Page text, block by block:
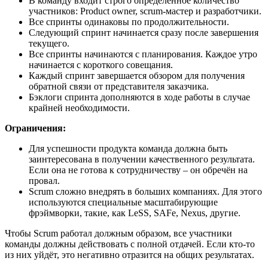
участников: Product owner, scrum-мастер и разработчики.
Все спринты одинаковы по продолжительности.
Следующий спринт начинается сразу после завершения
текущего.
Все спринты начинаются с планирования. Каждое утро
начинается с короткого совещания.
Каждый спринт завершается обзором для получения
обратной связи от представителя заказчика.
Бэклоги спринта дополняются в ходе работы в случае
крайней необходимости.
Ограничения:
Для успешности продукта команда должна быть
заинтересована в получении качественного результата.
Если она не готова к сотрудничеству – он обречён на
провал.
Scrum сложно внедрять в больших компаниях. Для этого
используются специальные масштабирующие
фрэймворки, такие, как LeSS, SAFe, Nexus, другие.
Чтобы Scrum работал должным образом, все участники
команды должны действовать с полной отдачей. Если кто-то
из них уйдёт, это негативно отразится на общих результатах.